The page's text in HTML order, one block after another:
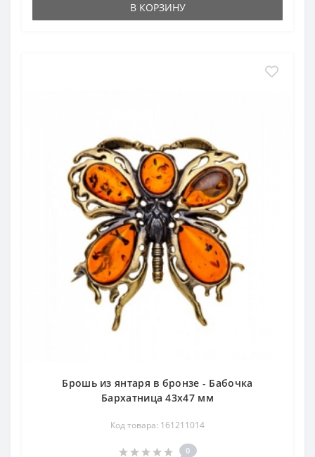
В КОРЗИНУ
Брошь из янтаря в бронзе - Бабочка
Бархатница 43х47 мм
Код товара: 161211014
0